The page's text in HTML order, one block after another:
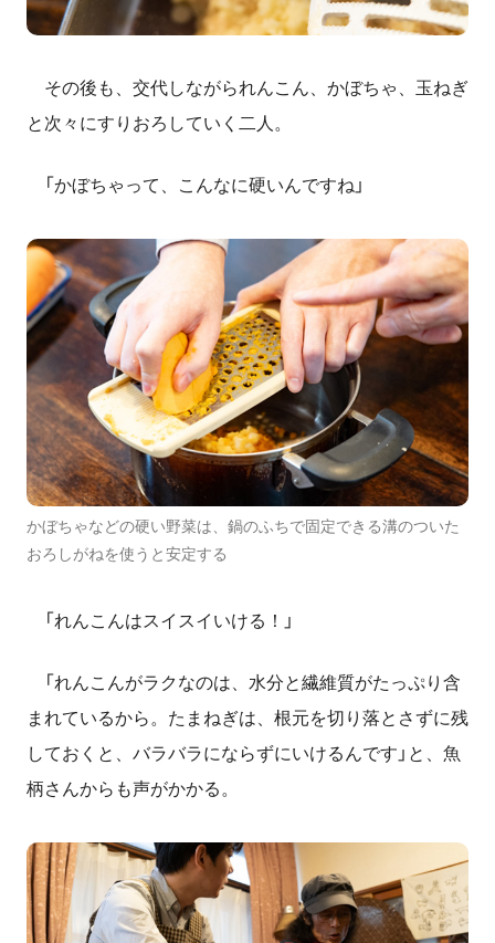
その後も、交代しながられんこん、かぼちゃ、玉ねぎ
と次々にすりおろしていく二人。
「かぼちゃって、こんなに硬いんですね」
かぼちゃなどの硬い野菜は、鍋のふちで固定できる溝のついた
おろしがねを使うと安定する
「れんこんはスイスイいける！」
「れんこんがラクなのは、水分と繊維質がたっぷり含
まれているから。たまねぎは、根元を切り落とさずに残
しておくと、バラバラにならずにいけるんです」と、魚
柄さんからも声がかかる。